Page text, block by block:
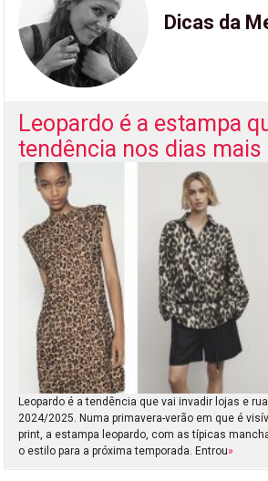
Dicas da
Leopardo é a estampa
tendência nos dias
Leopardo é a tendência que vai invadir lojas e
2024/2025. Numa primavera-verão em que é
print, a estampa leopardo, com as típicas
o estilo para a próxima temporada. Entrou»